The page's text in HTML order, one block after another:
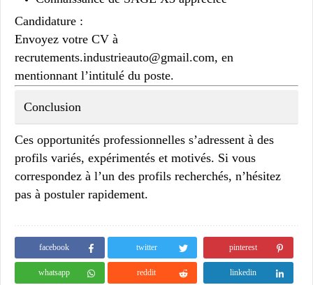
Candidature :
Envoyez votre CV à
recrutements.industrieauto@gmail.com, en
mentionnant l’intitulé du poste.
Conclusion
Ces opportunités professionnelles s’adressent à des
profils variés, expérimentés et motivés. Si vous
correspondez à l’un des profils recherchés, n’hésitez
pas à postuler rapidement.
facebook twitter pinterest
whatsapp reddit linkedin